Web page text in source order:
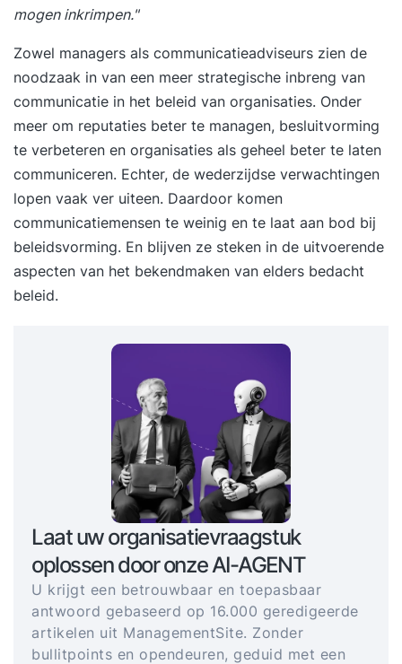
mogen inkrimpen."
Zowel managers als communicatieadviseurs zien de
noodzaak in van een meer strategische inbreng van
communicatie in het beleid van organisaties. Onder
meer om reputaties beter te managen, besluitvorming
te verbeteren en organisaties als geheel beter te laten
communiceren. Echter, de wederzijdse verwachtingen
lopen vaak ver uiteen. Daardoor komen
communicatiemensen te weinig en te laat aan bod bij
beleidsvorming. En blijven ze steken in de uitvoerende
aspecten van het bekendmaken van elders bedacht
beleid.
Laat uw organisatievraagstuk
oplossen door onze AI-AGENT
U krijgt een betrouwbaar en toepasbaar
antwoord gebaseerd op 16.000 geredigeerde
artikelen uit ManagementSite. Zonder
bullitpoints en opendeuren, geduid met een